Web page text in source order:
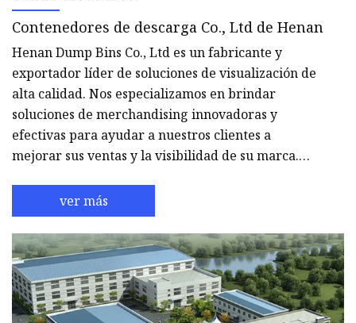
Contenedores de descarga Co., Ltd de Henan
Henan Dump Bins Co., Ltd es un fabricante y
exportador líder de soluciones de visualización de
alta calidad. Nos especializamos en brindar
soluciones de merchandising innovadoras y
efectivas para ayudar a nuestros clientes a
mejorar sus ventas y la visibilidad de su marca.
variedad de soluciones de exhibición, como
contenedores de basura, soportes de exhibición
con gancho, soportes de exhibición de piso y cajas
de embalaje para venta minorista, que atienden a
una amplia gama de industrias, incluidas ventas
minoristas, supermercados, tiendas de con
ver más